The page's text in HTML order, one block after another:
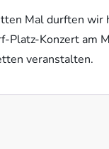
Mal durften wir
Platz-Konzert am
veranstalten.